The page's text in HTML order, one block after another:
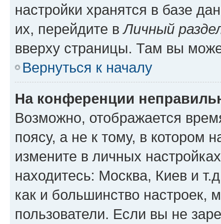
настройки хранятся в базе
их, перейдите вЛичный
вверху страницы. Там вы
Вернуться к началу
На конференции
Возможно, отображается
поясу, а не к тому, в котором
измените в личных
находитесь: Москва, Киев и
как и большинство настроек,
пользователи. Если вы не